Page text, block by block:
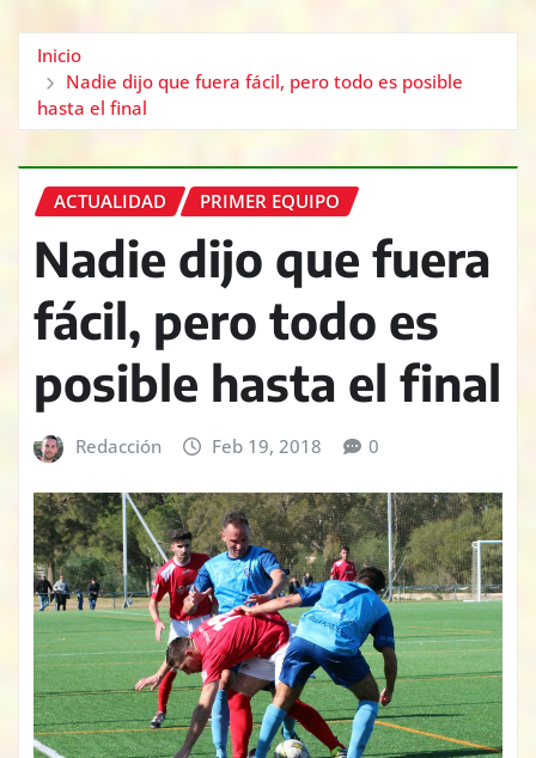
Inicio
Nadie dijo que fuera fácil, pero todo es posible
hasta el final
ACTUALIDAD PRIMER EQUIPO
Nadie dijo que fuera
fácil, pero todo es
posible hasta el final
Redacción Feb 19, 2018 0